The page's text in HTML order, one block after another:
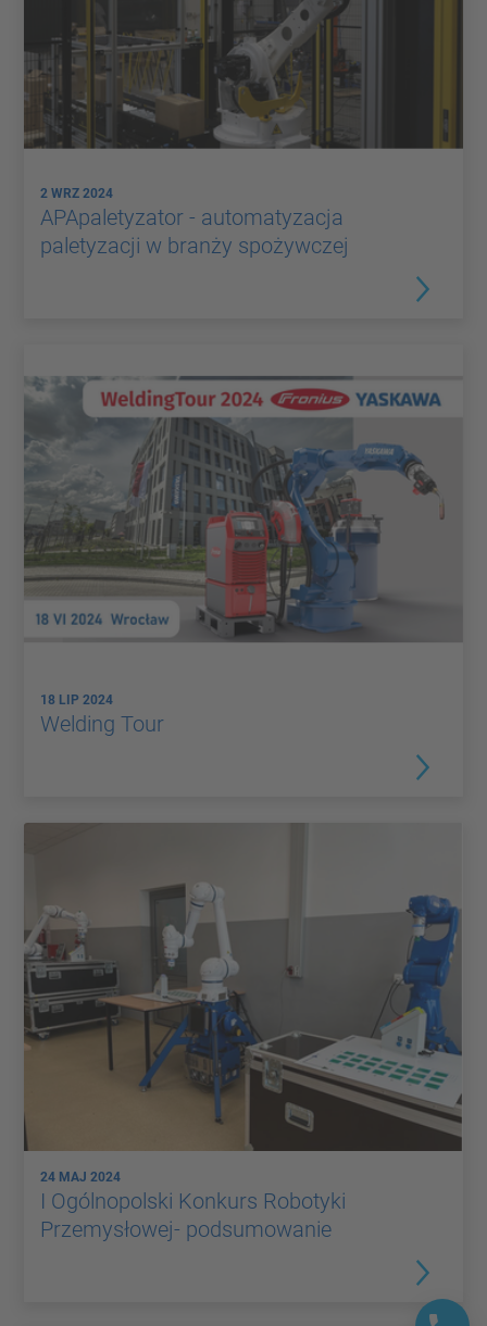
2 WRZ 2024
APApaletyzator - automatyzacja
paletyzacji w branży spożywczej
18 LIP 2024
Welding Tour
24 MAJ 2024
I Ogólnopolski Konkurs Robotyki
Przemysłowej- podsumowanie